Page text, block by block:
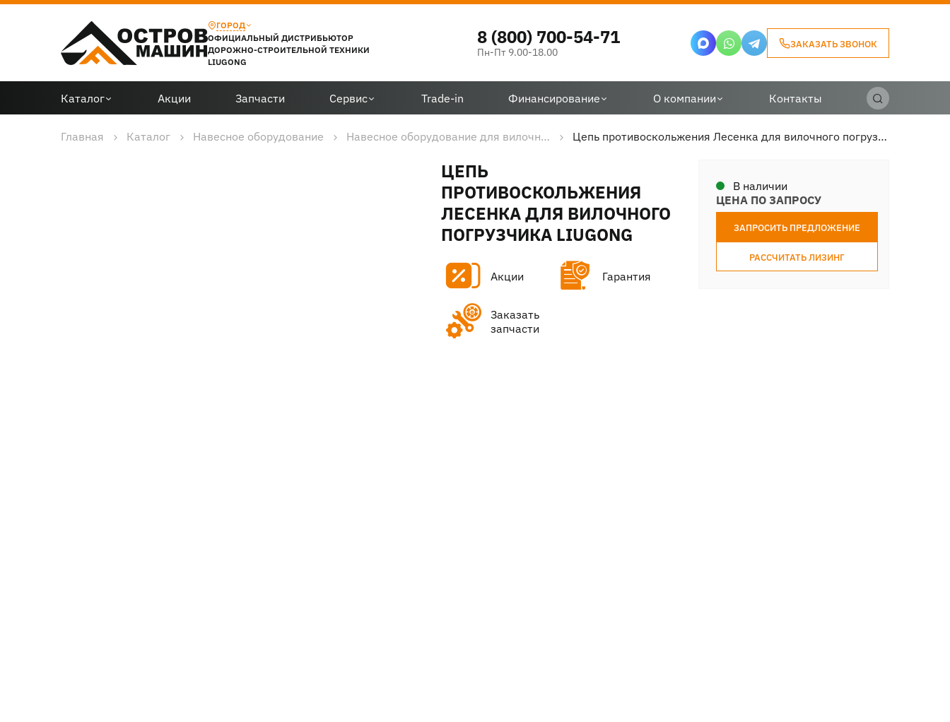
ГОРОД
ОФИЦИАЛЬНЫЙ ДИСТРИБЬЮТОР
ДОРОЖНО-СТРОИТЕЛЬНОЙ ТЕХНИКИ
LIUGONG
8 (800) 700-54-71
Пн-Пт 9.00-18.00
ЗАКАЗАТЬ ЗВОНОК
Каталог Акции Запчасти Сервис Trade-in Финансирование О компании Контакты
Главная Каталог Навесное оборудование Навесное оборудование для вилочных погрузчиков Цепь противоскольжения Лесенка для вилочного погрузчика LiuGong
ЦЕПЬ
ПРОТИВОСКОЛЬЖЕНИЯ
ЛЕСЕНКА ДЛЯ ВИЛОЧНОГО
ПОГРУЗЧИКА LIUGONG
Акции Гарантия
Заказать
запчасти
В наличии
ЦЕНА ПО ЗАПРОСУ
ЗАПРОСИТЬ ПРЕДЛОЖЕНИЕ
РАССЧИТАТЬ ЛИЗИНГ